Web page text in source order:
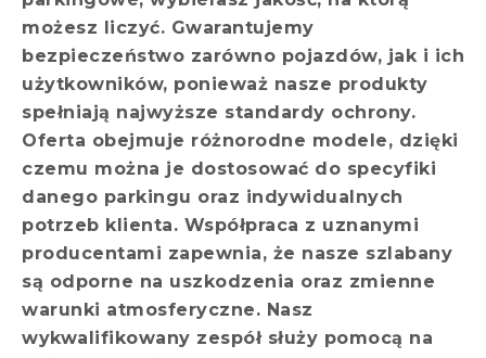
możesz liczyć. Gwarantujemy
bezpieczeństwo zarówno pojazdów, jak i ich
użytkowników, ponieważ nasze produkty
spełniają najwyższe standardy ochrony.
Oferta obejmuje różnorodne modele, dzięki
czemu można je dostosować do specyfiki
danego parkingu oraz indywidualnych
potrzeb klienta. Współpraca z uznanymi
producentami zapewnia, że nasze szlabany
są odporne na uszkodzenia oraz zmienne
warunki atmosferyczne. Nasz
wykwalifikowany zespół służy pomocą na